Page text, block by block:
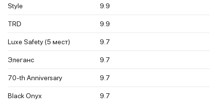
Style 9.9
TRD 9.9
Luxe Safety (5 мест) 9.7
Элеганс 9.7
70-th Anniversary 9.7
Black Onyx 9.7